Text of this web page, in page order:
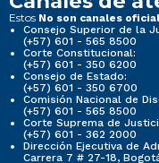
Estos No son canales
Consejo Superior de la
(+57) 601 - 565 8500
Corte Constitucional:
(+57) 601 - 350 6200
Consejo de Estado:
(+57) 601 - 350 6700
Comisión Nacional de
(+57) 601 - 565 8500
Corte Suprema de
(+57) 601 - 362 2000
Dirección Ejecutiva de
Carrera 7 # 27-18,